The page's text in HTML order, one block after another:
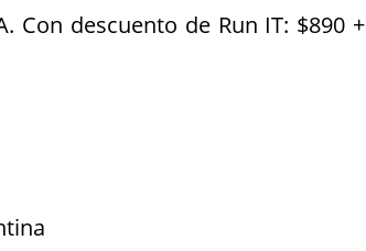
Con descuento de Run IT: $890 +